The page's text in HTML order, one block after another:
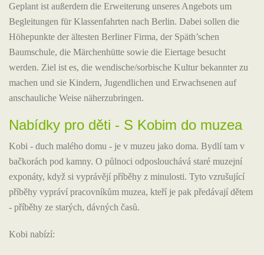
Geplant ist außerdem die Erweiterung unseres Angebots um
Begleitungen für Klassenfahrten nach Berlin. Dabei sollen die
Höhepunkte der ältesten Berliner Firma, der Späth’schen
Baumschule, die Märchenhütte sowie die Eiertage besucht
werden. Ziel ist es, die wendische/sorbische Kultur bekannter zu
machen und sie Kindern, Jugendlichen und Erwachsenen auf
anschauliche Weise näherzubringen.
Nabídky pro děti - S Kobim do muzea
Kobi - duch malého domu - je v muzeu jako doma. Bydlí tam v
bačkorách pod kamny. O půlnoci odposlouchává staré muzejní
exponáty, když si vyprávějí příběhy z minulosti. Tyto vzrušující
příběhy vypráví pracovníkům muzea, kteří je pak předávají dětem
- příběhy ze starých, dávných časů.
Kobi nabízí: